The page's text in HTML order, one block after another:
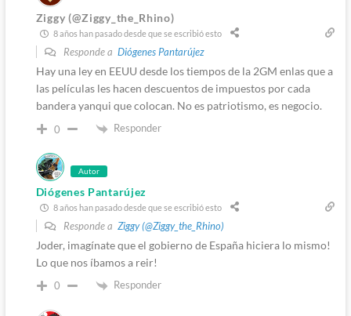
Ziggy (@Ziggy_the_Rhino)
8 años han pasado desde que se escribió esto
Responde a Diógenes Pantarújez
Hay una ley en EEUU desde los tiempos de la 2GM enlas que a
las películas les hacen descuentos de impuestos por cada
bandera yanqui que colocan. No es patriotismo, es negocio.
0 Responder
Autor
Diógenes Pantarújez
8 años han pasado desde que se escribió esto
Responde a Ziggy (@Ziggy_the_Rhino)
Joder, imagínate que el gobierno de España hiciera lo mismo!
Lo que nos íbamos a reir!
0 Responder